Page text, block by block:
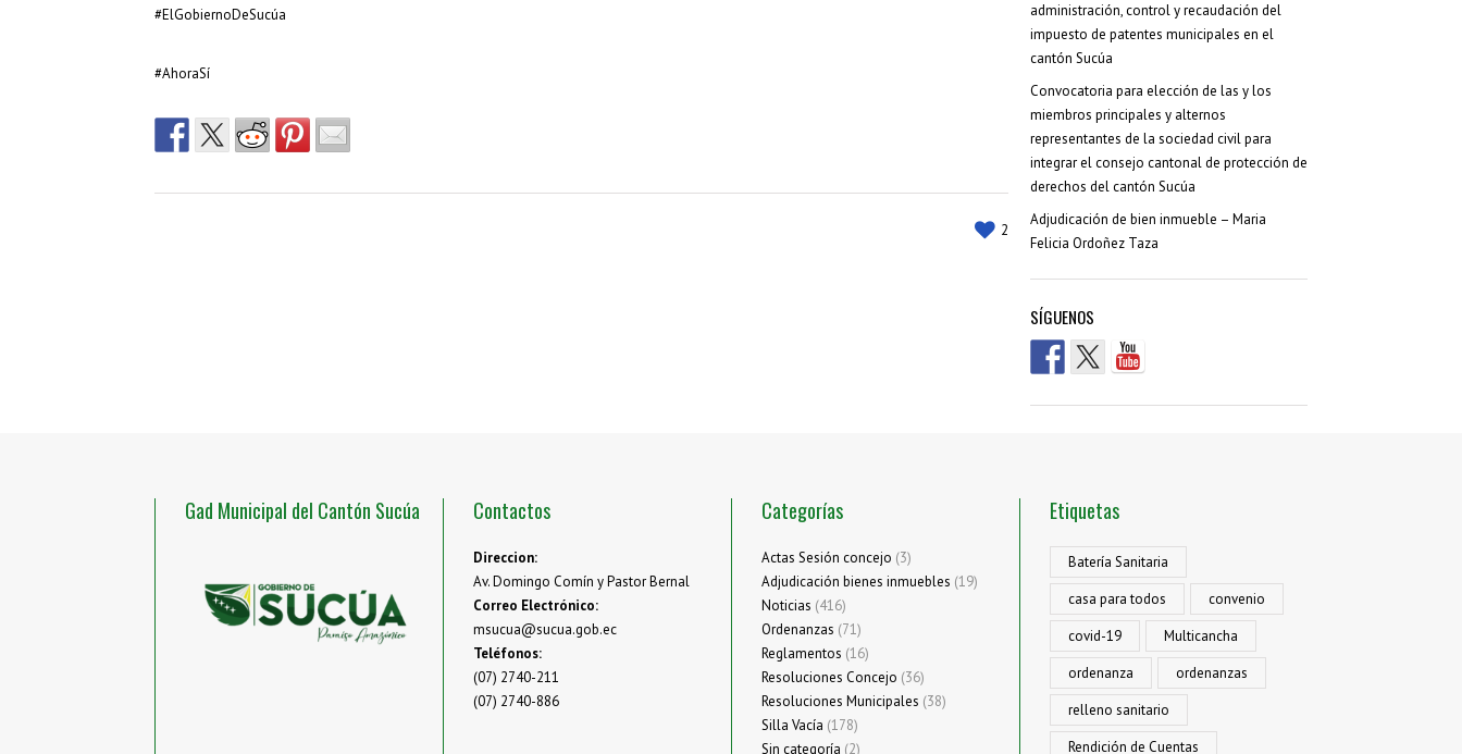
#ElGobiernoDeSucúa
#AhoraSí
2
administración, control y recaudación del
impuesto de patentes municipales en el
cantón Sucúa
Convocatoria para elección de las y los
miembros principales y alternos
representantes de la sociedad civil para
integrar el consejo cantonal de protección de
derechos del cantón Sucúa
Adjudicación de bien inmueble – Maria
Felicia Ordoñez Taza
SÍGUENOS
Gad Municipal del Cantón Sucúa Contactos
Direccion:
Av. Domingo Comín y Pastor Bernal
Correo Electrónico:
msucua@sucua.gob.ec
Teléfonos:
(07) 2740-211
(07) 2740-886
Categorías
Actas Sesión concejo (3)
Adjudicación bienes inmuebles (19)
Noticias (416)
Ordenanzas (71)
Reglamentos (16)
Resoluciones Concejo (36)
Resoluciones Municipales (38)
Silla Vacía (178)
Sin categoría (2)
Etiquetas
Batería Sanitaria
casa para todos
convenio
covid-19
Multicancha
ordenanza
ordenanzas
relleno sanitario
Rendición de Cuentas